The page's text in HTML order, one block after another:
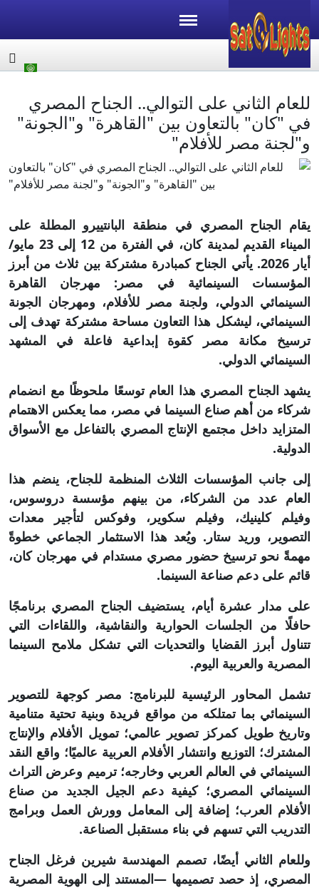
للعام الثاني على التوالي.. الجناح المصري
في "كان" بالتعاون بين "القاهرة" و"الجونة"
و"لجنة مصر للأفلام"
يقام الجناح المصري في منطقة البانتييرو المطلة على
الميناء القديم لمدينة كان، في الفترة من 12 إلى 23 مايو/
أيار 2026. يأتي الجناح كمبادرة مشتركة بين ثلاث من أبرز
المؤسسات السينمائية في مصر: مهرجان القاهرة
السينمائي الدولي، ولجنة مصر للأفلام، ومهرجان الجونة
السينمائي، ليشكل هذا التعاون مساحة مشتركة تهدف إلى
ترسيخ مكانة مصر كقوة إبداعية فاعلة في المشهد
السينمائي الدولي.
يشهد الجناح المصري هذا العام توسعًا ملحوظًا مع انضمام
شركاء من أهم صناع السينما في مصر، مما يعكس الاهتمام
المتزايد داخل مجتمع الإنتاج المصري بالتفاعل مع الأسواق
الدولية.
إلى جانب المؤسسات الثلاث المنظمة للجناح، ينضم هذا
العام عدد من الشركاء، من بينهم مؤسسة دروسوس،
وفيلم كلينيك، وفيلم سكوير، وفوكس لتأجير معدات
التصوير، وريد ستار. ويُعد هذا الاستثمار الجماعي خطوةً
مهمةً نحو ترسيخ حضور مصري مستدام في مهرجان كان،
قائم على دعم صناعة السينما.
على مدار عشرة أيام، يستضيف الجناح المصري برنامجًا
حافلًا من الجلسات الحوارية والنقاشية، واللقاءات التي
تتناول أبرز القضايا والتحديات التي تشكل ملامح السينما
المصرية والعربية اليوم.
تشمل المحاور الرئيسية للبرنامج: مصر كوجهة للتصوير
السينمائي بما تمتلكه من مواقع فريدة وبنية تحتية متنامية
وتاريخ طويل كمركز تصوير عالمي؛ تمويل الأفلام والإنتاج
المشترك؛ التوزيع وانتشار الأفلام العربية عالميًا؛ واقع النقد
السينمائي في العالم العربي وخارجه؛ ترميم وعرض التراث
السينمائي المصري؛ كيفية دعم الجيل الجديد من صناع
الأفلام العرب؛ إضافة إلى المعامل وورش العمل وبرامج
التدريب التي تسهم في بناء مستقبل الصناعة.
وللعام الثاني أيضًا، تصمم المهندسة شيرين فرغل الجناح
المصري، إذ حصد تصميمها —المستند إلى الهوية المصرية